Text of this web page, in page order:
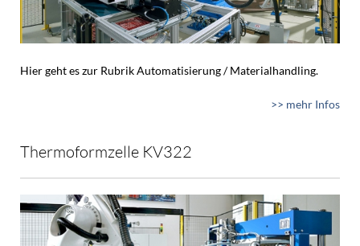
Hier geht es zur Rubrik Automatisierung / Materialhandling.
>> mehr Infos
Thermoformzelle KV322